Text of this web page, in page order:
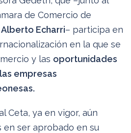
de Comercio de
Alberto Echarri– participa en
en la que se
y las oportunidades
empresas
Ceta, ya en vigor, aún
en ser aprobado en su